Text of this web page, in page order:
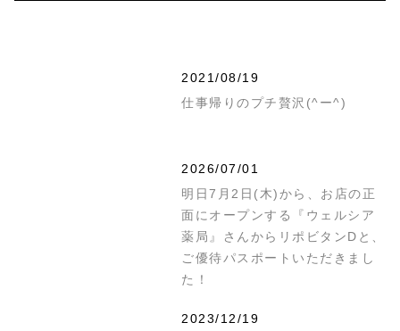
2021/08/19
仕事帰りのプチ贅沢(^ー^)
2026/07/01
明日7月2日(木)から、お店の正
面にオープンする『ウェルシア
薬局』さんからリポビタンDと、
ご優待パスポートいただきまし
た！
2023/12/19